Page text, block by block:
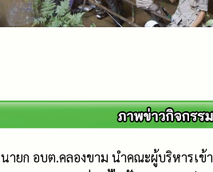
นายก อบต.คลองขาม นำคณะผู้บริหารเข้